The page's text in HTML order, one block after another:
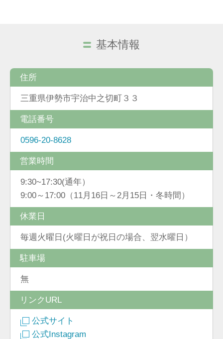
基本情報
住所
三重県伊勢市宇治中之切町３３
電話番号
0596-20-8628
営業時間
9:30~17:30(通年）
9:00～17:00（11月16日～2月15日・冬時間）
休業日
毎週火曜日(火曜日が祝日の場合、翌水曜日）
駐車場
無
リンクURL
公式サイト
公式Instagram